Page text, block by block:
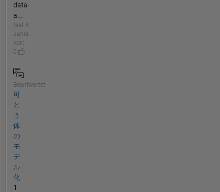
data-
a...
fast 4
Jahre
vor |
0
Beantwortet
可
と
う
体
の
モ
デ
ル
化
1